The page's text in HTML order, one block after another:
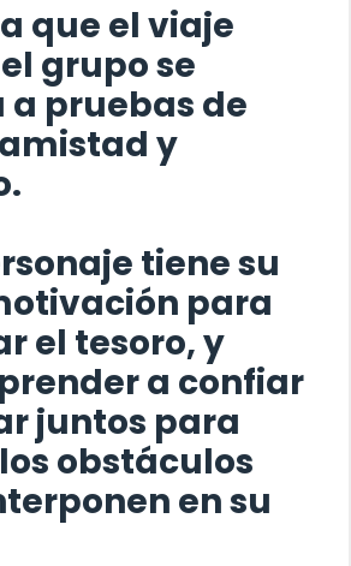
que el viaje
grupo se
pruebas de
y
tiene su
para
el tesoro, y
a confiar
juntos para
obstáculos
en su